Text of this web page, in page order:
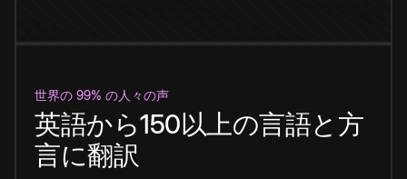
世界の 99% の人々の声
英語から150以上の言語と方
言に翻訳